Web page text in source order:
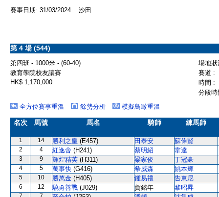
賽事日期: 31/03/2024 沙田
第 4 場 (544)
第四班 - 1000米 - (60-40)
場地
教育學院校友讓賽
賽道 :
HK$ 1,170,000
時間 :
分段
全方位賽事重溫
餘勢分析 模擬鳥瞰重溫
名次 馬號 馬名 騎師 練馬師
1 14 勝利之皇 (E457) 田泰安 蘇偉賢
2 4 紅逸舍 (H241) 蔡明紹 韋達
3 9 輝煌精英 (H311) 梁家俊 丁冠豪
4 5 萬事快 (G416) 希威森 姚本輝
5 10 勝萬金 (H405) 鍾易禮 告東尼
6 12 驍勇善戰 (J029) 賀銘年 黎昭昇